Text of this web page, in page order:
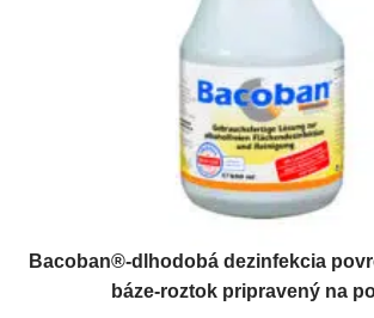
Bacoban®-dlhodobá dezinfekcia
báze-roztok pripravený na